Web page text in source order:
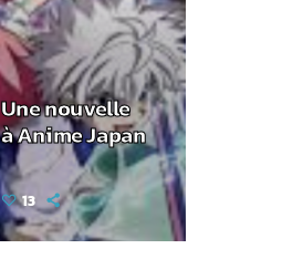
nouvelle
Anime Japan
13